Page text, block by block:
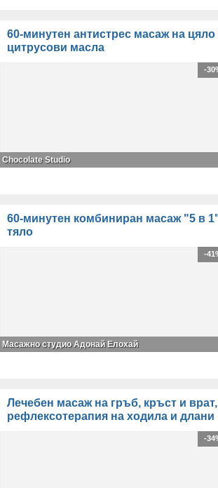
60-минутен антистрес масаж на цяло
цитрусови масла
-
Chocolate Studio
60-минутен комбиниран масаж "5 в
тяло
-
Масажно студио Адонай Елохай
Лечебен масаж на гръб, кръст и
рефлексотерапия на ходила и длани
-